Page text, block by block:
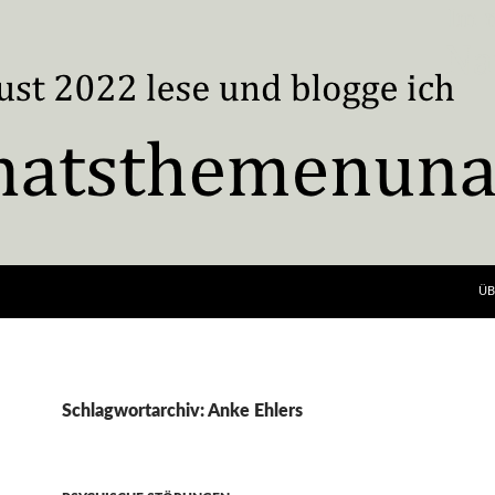
Schlagwortarchiv: Anke Ehlers